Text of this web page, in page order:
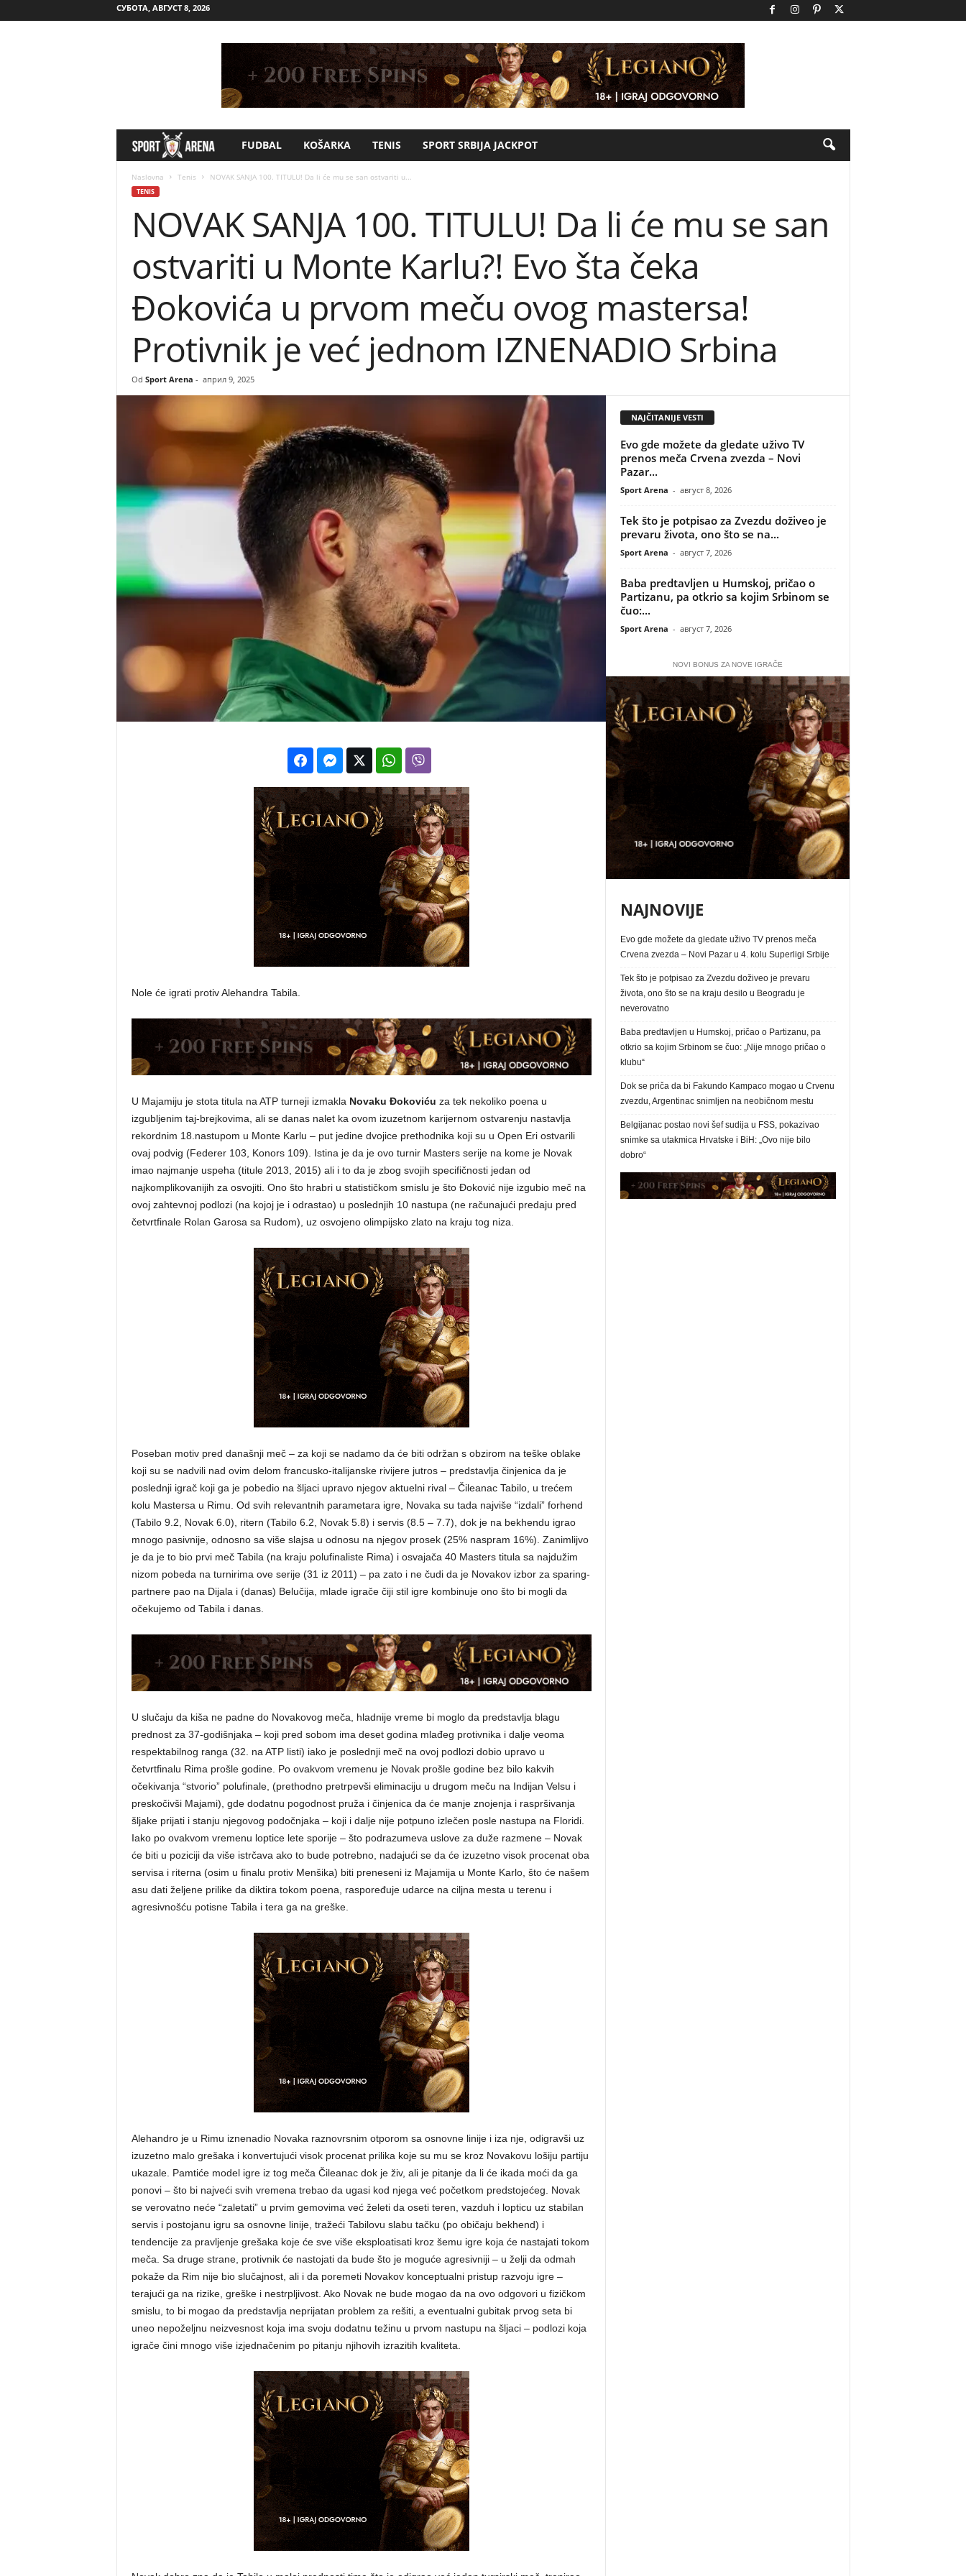
СУБОТА, АВГУСТ 8, 2026
p
A
n
a
FUDBAL KOŠARKA TENIS SPORT SRBIJA JACKPOT
Naslovna Tenis NOVAK SANJA 100. TITULU! Da li će mu se san ostvariti u...
TENIS
NOVAK SANJA 100. TITULU! Da li će mu se san
ostvariti u Monte Karlu?! Evo šta čeka
Đokovića u prvom meču ovog mastersa!
Protivnik je već jednom IZNENADIO Srbina
Od Sport Arena - април 9, 2025
Nole će igrati protiv Alehandra Tabila.
U Majamiju je stota titula na ATP turneji izmakla Novaku Đokoviću za tek nekoliko poena u
izgubljenim taj-brejkovima, ali se danas nalet ka ovom izuzetnom karijernom ostvarenju nastavlja
rekordnim 18.nastupom u Monte Karlu – put jedine dvojice prethodnika koji su u Open Eri ostvarili
ovaj podvig (Federer 103, Konors 109). Istina je da je ovo turnir Masters serije na kome je Novak
imao najmanje uspeha (titule 2013, 2015) ali i to da je zbog svojih specifičnosti jedan od
najkomplikovanijih za osvojiti. Ono što hrabri u statističkom smislu je što Đoković nije izgubio meč na
ovoj zahtevnoj podlozi (na kojoj je i odrastao) u poslednjih 10 nastupa (ne računajući predaju pred
četvrtfinale Rolan Garosa sa Rudom), uz osvojeno olimpijsko zlato na kraju tog niza.
Poseban motiv pred današnji meč – za koji se nadamo da će biti održan s obzirom na teške oblake
koji su se nadvili nad ovim delom francusko-italijanske rivijere jutros – predstavlja činjenica da je
poslednji igrač koji ga je pobedio na šljaci upravo njegov aktuelni rival – Čileanac Tabilo, u trećem
kolu Mastersa u Rimu. Od svih relevantnih parametara igre, Novaka su tada najviše “izdali” forhend
(Tabilo 9.2, Novak 6.0), ritern (Tabilo 6.2, Novak 5.8) i servis (8.5 – 7.7), dok je na bekhendu igrao
mnogo pasivnije, odnosno sa više slajsa u odnosu na njegov prosek (25% naspram 16%). Zanimlijvo
je da je to bio prvi meč Tabila (na kraju polufinaliste Rima) i osvajača 40 Masters titula sa najdužim
nizom pobeda na turnirima ove serije (31 iz 2011) – pa zato i ne čudi da je Novakov izbor za sparing-
partnere pao na Dijala i (danas) Belučija, mlade igrače čiji stil igre kombinuje ono što bi mogli da
očekujemo od Tabila i danas.
U slučaju da kiša ne padne do Novakovog meča, hladnije vreme bi moglo da predstavlja blagu
prednost za 37-godišnjaka – koji pred sobom ima deset godina mlađeg protivnika i dalje veoma
respektabilnog ranga (32. na ATP listi) iako je poslednji meč na ovoj podlozi dobio upravo u
četvrtfinalu Rima prošle godine. Po ovakvom vremenu je Novak prošle godine bez bilo kakvih
očekivanja “stvorio” polufinale, (prethodno pretrpevši eliminaciju u drugom meču na Indijan Velsu i
preskočivši Majami), gde dodatnu pogodnost pruža i činjenica da će manje znojenja i raspršivanja
šljake prijati i stanju njegovog podočnjaka – koji i dalje nije potpuno izlečen posle nastupa na Floridi.
Iako po ovakvom vremenu loptice lete sporije – što podrazumeva uslove za duže razmene – Novak
će biti u poziciji da više istrčava ako to bude potrebno, nadajući se da će izuzetno visok procenat oba
servisa i riterna (osim u finalu protiv Menšika) biti preneseni iz Majamija u Monte Karlo, što će našem
asu dati željene prilike da diktira tokom poena, raspoređuje udarce na ciljna mesta u terenu i
agresivnošću potisne Tabila i tera ga na greške.
Alehandro je u Rimu iznenadio Novaka raznovrsnim otporom sa osnovne linije i iza nje, odigravši uz
izuzetno malo grešaka i konvertujući visok procenat prilika koje su mu se kroz Novakovu lošiju partiju
ukazale. Pamtiće model igre iz tog meča Čileanac dok je živ, ali je pitanje da li će ikada moći da ga
ponovi – što bi najveći svih vremena trebao da ugasi kod njega već početkom predstojećeg. Novak
se verovatno neće “zaletati” u prvim gemovima već želeti da oseti teren, vazduh i lopticu uz stabilan
servis i postojanu igru sa osnovne linije, tražeći Tabilovu slabu tačku (po običaju bekhend) i
tendencije za pravljenje grešaka koje će sve više eksploatisati kroz šemu igre koja će nastajati tokom
meča. Sa druge strane, protivnik će nastojati da bude što je moguće agresivniji – u želji da odmah
pokaže da Rim nije bio slučajnost, ali i da poremeti Novakov konceptualni pristup razvoju igre –
terajući ga na rizike, greške i nestrpljivost. Ako Novak ne bude mogao da na ovo odgovori u fizičkom
smislu, to bi mogao da predstavlja neprijatan problem za rešiti, a eventualni gubitak prvog seta bi
uneo nepoželjnu neizvesnost koja ima svoju dodatnu težinu u prvom nastupu na šljaci – podlozi koja
igrače čini mnogo više izjednačenim po pitanju njihovih izrazitih kvaliteta.
NAJČITANIJE VESTI
Evo gde možete da gledate uživo TV
prenos meča Crvena zvezda – Novi
Pazar...
Sport Arena - август 8, 2026
Tek što je potpisao za Zvezdu doživeo je
prevaru života, ono što se na...
Sport Arena - август 7, 2026
Baba predtavljen u Humskoj, pričao o
Partizanu, pa otkrio sa kojim Srbinom se
čuo:...
Sport Arena - август 7, 2026
NOVI BONUS ZA NOVE IGRAČE
NAJNOVIJE
Evo gde možete da gledate uživo TV prenos meča
Crvena zvezda – Novi Pazar u 4. kolu Superligi Srbije
Tek što je potpisao za Zvezdu doživeo je prevaru
života, ono što se na kraju desilo u Beogradu je
neverovatno
Baba predtavljen u Humskoj, pričao o Partizanu, pa
otkrio sa kojim Srbinom se čuo: „Nije mnogo pričao o
klubu“
Dok se priča da bi Fakundo Kampaco mogao u Crvenu
zvezdu, Argentinac snimljen na neobičnom mestu
Belgijanac postao novi šef sudija u FSS, pokazivao
snimke sa utakmica Hrvatske i BiH: „Ovo nije bilo
dobro“